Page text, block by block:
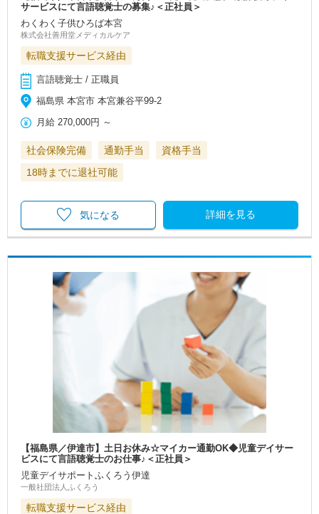
サービスにて言語聴覚士の募集♪＜正社員＞
わくわく子供ひろば本宮
株式会社善用堂メディカルケア
転職支援サービス経由
言語聴覚士 / 正職員
福島県 本宮市 本宮兼谷平99-2
月給 270,000円 ～
社会保険完備 通勤手当
資格手当
18時までに退社可能
詳細を見る
気になる
【福島県／伊達市】土日お休み☆マイカー通勤OK◆児童デイサー
ビスにて言語聴覚士のお仕事♪＜正社員＞
児童デイサポートふくろう伊達
一般社団法人ふくろう
転職支援サービス経由